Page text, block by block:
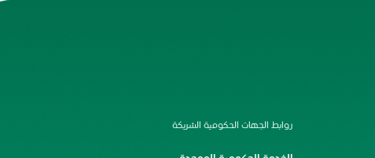
روابط الجهات الحكومية الشريكة